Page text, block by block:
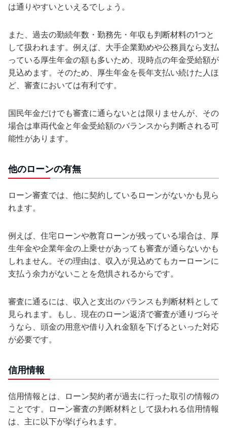
は通りやすいといえるでしょう。
また、過去の勤続年数・勤務先・年収も判断材料の1つと
して扱われます。例えば、大手企業勤めや公務員なら支払
っている厚生年金の額も多いため、現時点の年金受給額が
見込めます。そのため、厚生年金を長年支払い続けた人ほ
ど、審査においては有利です。
国民年金だけでも審査に通らないとは限りませんが、その
場合は車両代金と年金受給額のバランスから判断される可
能性があります。
他のローンの有無
ローン審査では、他に契約しているローンがないかも見ら
れます。
例えば、住宅ローンや教育ローンが残っている場合は、厚
生年金や企業年金の上乗せがあっても審査が通らないかも
しれません。その理由は、収入が見込めてもカーローンに
支払う余力がないことを危惧されるからです。
審査に通るには、収入と支出のバランスも判断材料として
見られます。もし、現在のローン返済で審査が通りづらそ
うなら、頭金の用意や借り入れ金額を下げるといった対応
が必要です。
信用情報
信用情報とは、ローン契約者が過去に行った取引の情報の
ことです。ローン審査の判断材料として扱われる信用情報
は、主に以下が挙げられます。